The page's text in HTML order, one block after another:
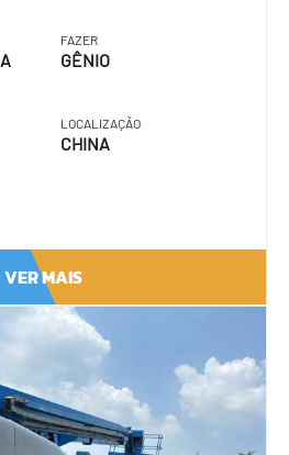
FAZER
GÊNIO
LOCALIZAÇÃO
CHINA
VER MAIS